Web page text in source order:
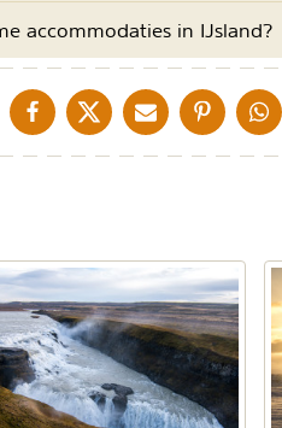
accommodaties in IJsland?
DELEN OP FACEBOOK
DELEN OP XDELEN VIA DE MAIL
DELEN OP